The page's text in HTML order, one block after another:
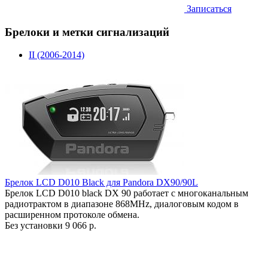
Записаться
Брелоки и метки сигнализаций
II (2006-2014)
Брелок LCD D010 Black для Pandora DX90/90L
Брелок LCD D010 black DX 90 работает c многоканальным
радиотрактом в диапазоне 868MHz, диалоговым кодом в
расширенном протоколе обмена.
Без установки 9 066 р.